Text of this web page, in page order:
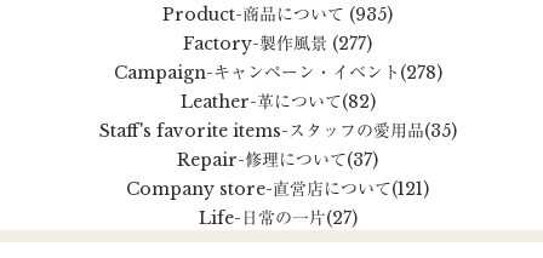
Product-商品について (935)
Factory-製作風景 (277)
Campaign-キャンペーン・イベント (278)
Leather-革について(82)
Staff's favorite items-スタッフの愛用品(35)
Repair-修理について(37)
Company store-直営店について(121)
Life-日常の一片(27)